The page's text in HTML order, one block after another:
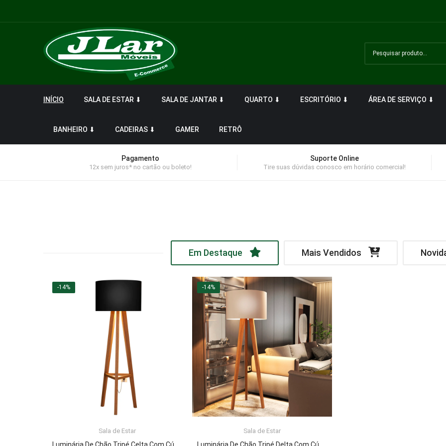
INÍCIO SALA DE ESTAR ⬇ SALA DE JANTAR ⬇ QUARTO ⬇ ESCRITÓRIO ⬇ ÁREA DE SERVIÇO ⬇
BANHEIRO ⬇ CADEIRAS ⬇ GAMER RETRÔ
Pagamento
12x sem juros* no cartão ou boleto!
Suporte Online
Tire suas dúvidas conosco em horário comercial!
Em Destaque Mais Vendidos
-14%
Sala de Estar
ADICIONAR AO CARRINHO
-14%
Sala de Estar
LER MAIS